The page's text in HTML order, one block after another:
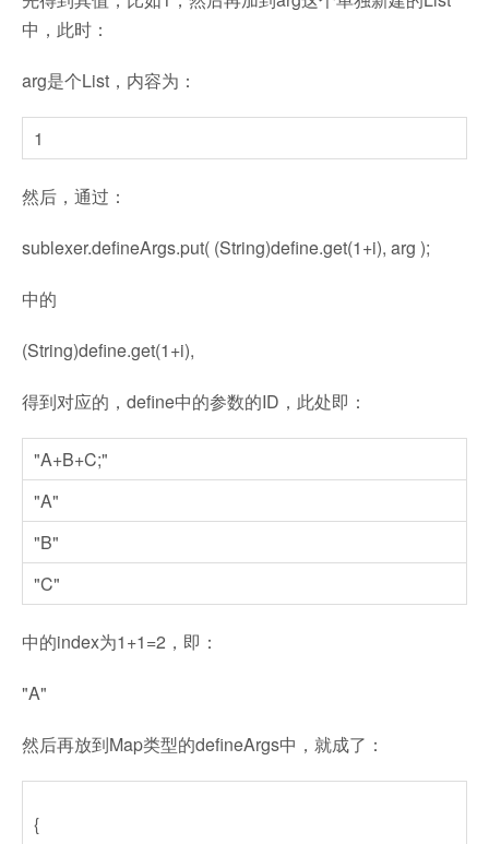
中，此时：
arg是个List，内容为：
1
然后，通过：
sublexer.defineArgs.put( (String)define.get(1+i), arg );
中的
(String)define.get(1+i),
得到对应的，define中的参数的ID，此处即：
"A+B+C;"
"A"
"B"
"C"
中的index为1+1=2，即：
"A"
然后再放到Map类型的defineArgs中，就成了：
{